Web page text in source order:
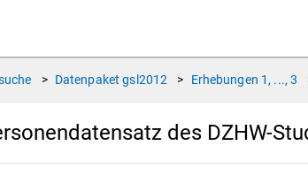
> Datenpaket gsl2012 > Erhebungen 1, ..., 3
des DZHW-